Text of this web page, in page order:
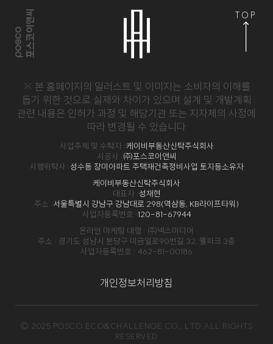
TOP
※ 본 홈페이지의 일러스트 및 이미지는 소비자의 이해를
돕기 위한 것으로 실제와 차이가 있으며 설계 및 개발계획
관련 내용은 인허가 과정 및 해당기관 또는 지자체의 사정에
따라 변경될 수 있습니다
사업주체 및 수탁자 :케이비부동산신탁주식회사
시공사 :㈜포스코이앤씨
시행위탁사 :성수동 장미아파트 주택재건축정비사업 토지등소유자
케이비부동산신탁주식회사
대표자 :성채현
주소 :서울특별시 강남구 강남대로 298(역삼동, KB라이프타워)
사업자등록번호 :120-81-67944
온라인 마케팅 대행 : ㈜넥스미디어
주소 : 경기도 성남시 분당구 미금일로90번길 32, 웰파크 3층
사업자등록번호 : 462-81-00186
© 2025 POSCO ECO&CHALLENGE CO., LTD.ALL RIGHTS
RESERVED
개인정보처리방침